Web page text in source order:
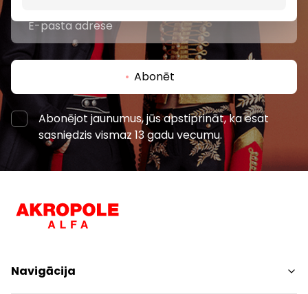
Abonēt
Abonējot jaunumus, jūs apstiprināt, ka esat
sasniedzis vismaz 13 gadu vecumu.
Navigācija